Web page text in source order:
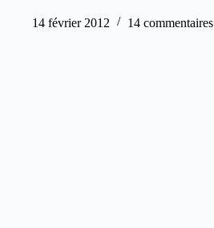
14 février 2012 14 commentaires